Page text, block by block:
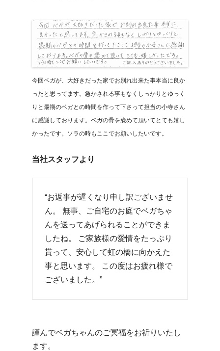
今回ベガが、大好きだった家でお別れ出来た事本当に良か
ったと思ってます。急かされる事もなくしっかりとゆっく
りと最期のベガとの時間を作って下さって担当の小寺さん
に感謝しております。ベガの骨を褒めて頂いてとても嬉し
かったです。ソラの時もここでお願いしたいです。
当社スタッフより
“お返事が遅くなり申し訳ございませ
ん。 無事、ご自宅のお庭でベガちゃ
んを送ってあげられることができま
したね。 ご家族様の愛情をたっぷり
貰って、安心して虹の橋に向かえた
事と思います。 この度はお疲れ様で
ございました。”
謹んでベガちゃんのご冥福をお祈りいたし
ます。